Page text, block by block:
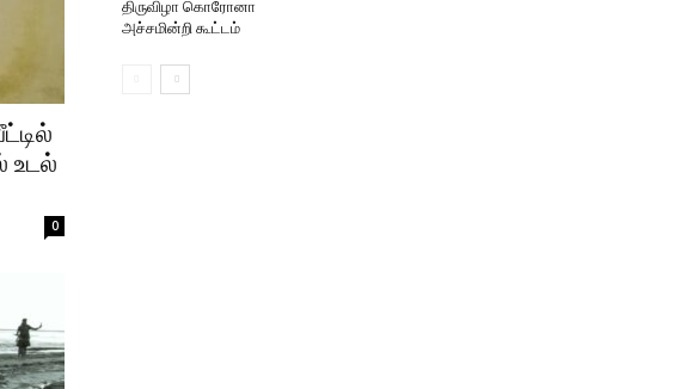
உடல்
0
திருவிழா கொரோனா
அச்சமின்றி கூட்டம்